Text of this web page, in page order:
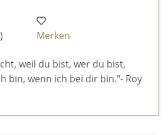
Merken
weil du bist, wer du bist,
bin, wenn ich bei dir bin."- Roy